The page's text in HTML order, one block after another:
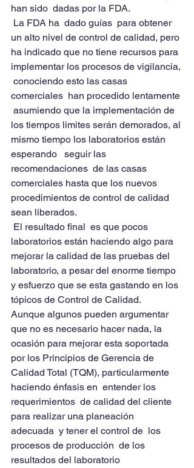
han sido  dadas por la FDA.
un alto nivel de control de calidad, pero
ha indicado que no tiene recursos para
implementar los procesos de vigilancia,
conociendo esto las casas
comerciales  han procedido lentamente
asumiendo que la implementación de
los tiempos limites serán demorados, al
mismo tiempo los laboratorios están
esperando   seguir las
recomendaciones  de las casas
comerciales hasta que los nuevos
procedimientos de control de calidad
sean liberados.
laboratorios están haciendo algo para
mejorar la calidad de las pruebas del
laboratorio, a pesar del enorme tiempo
y esfuerzo que se esta gastando en los
tópicos de Control de Calidad.
Aunque algunos pueden argumentar
que no es necesario hacer nada, la
ocasión para mejorar esta soportada
por los Principios de Gerencia de
Calidad Total (TQM), particularmente
haciendo énfasis en  entender los
requerimientos  de calidad del cliente
para realizar una planeación
adecuada  y tener el control de  los
procesos de producción  de los
resultados del laboratorio